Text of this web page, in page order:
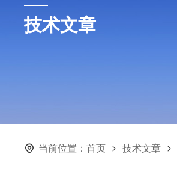
技术文章
当前位置： 首页 技术文章